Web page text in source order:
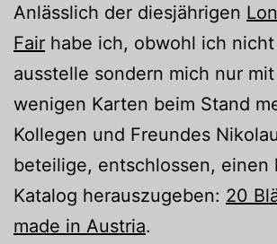
Anlässlich der diesjährigen
Fair habe ich, obwohl ich
ausstelle sondern mich nur
wenigen Karten beim Stand
Kollegen und Freundes
beteilige, entschlossen, einen
Katalog herauszugeben: 20
made in Austria.